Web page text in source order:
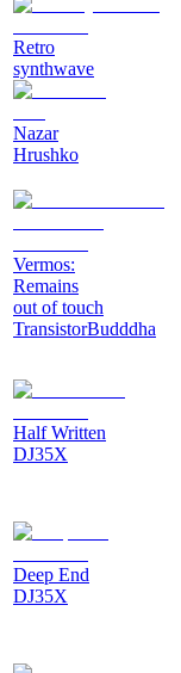
Retro
synthwave
Nazar
Hrushko
Vermos:
Remains
out of touch
TransistorBudddha
Half Written
DJ35X
Deep End
DJ35X